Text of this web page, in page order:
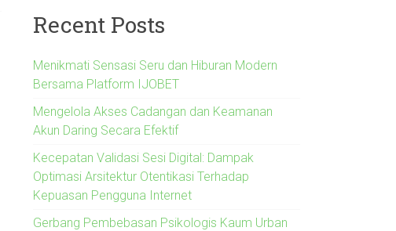
Recent Posts
Menikmati Sensasi Seru dan Hiburan Modern
Bersama Platform IJOBET
Mengelola Akses Cadangan dan Keamanan
Akun Daring Secara Efektif
Kecepatan Validasi Sesi Digital: Dampak
Optimasi Arsitektur Otentikasi Terhadap
Kepuasan Pengguna Internet
Gerbang Pembebasan Psikologis Kaum Urban